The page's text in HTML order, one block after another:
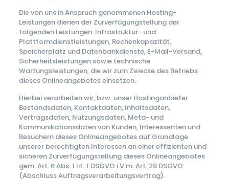
Die von uns in Anspruch genommenen Hosting-
Leistungen dienen der Zurverfügungstellung der
folgenden Leistungen: Infrastruktur- und
Plattformdienstleistungen, Rechenkapazität,
Speicherplatz und Datenbankdienste, E-Mail-Versand,
Sicherheitsleistungen sowie technische
Wartungsleistungen, die wir zum Zwecke des Betriebs
dieses Onlineangebotes einsetzen.
Hierbei verarbeiten wir, bzw. unser Hostinganbieter
Bestandsdaten, Kontaktdaten, Inhaltsdaten,
Vertragsdaten, Nutzungsdaten, Meta- und
Kommunikationsdaten von Kunden, Interessenten und
Besuchern dieses Onlineangebotes auf Grundlage
unserer berechtigten Interessen an einer effizienten und
sicheren Zurverfügungstellung dieses Onlineangebotes
gem. Art. 6 Abs. 1 lit. f DSGVO i.V.m. Art. 28 DSGVO
(Abschluss Auftragsverarbeitungsvertrag).